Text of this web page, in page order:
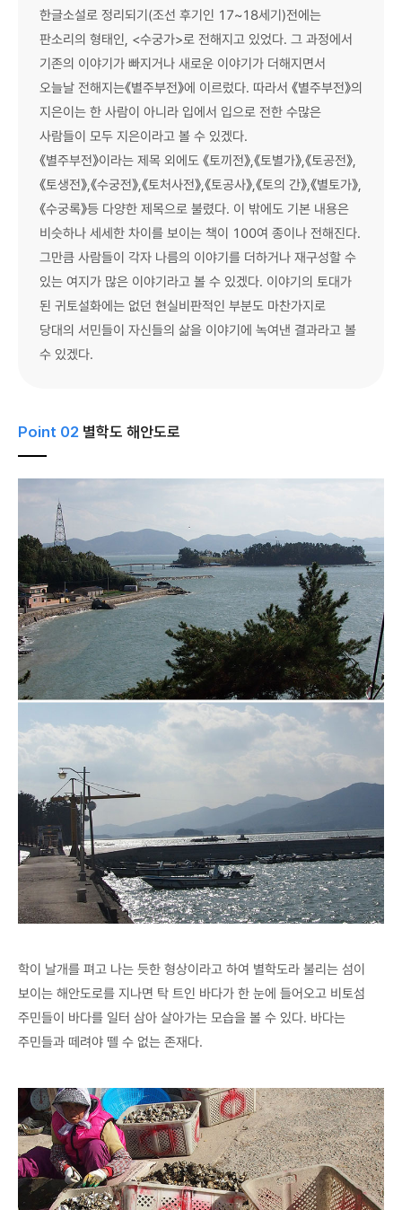
한글소설로 정리되기(조선 후기인 17~18세기)전에는
판소리의 형태인, <수궁가>로 전해지고 있었다. 그 과정에서
기존의 이야기가 빠지거나 새로운 이야기가 더해지면서
오늘날 전해지는《별주부전》에 이르렀다. 따라서 《별주부전》의
지은이는 한 사람이 아니라 입에서 입으로 전한 수많은
사람들이 모두 지은이라고 볼 수 있겠다.
《별주부전》이라는 제목 외에도 《토끼전》,《토별가》,《토공전》,
《토생전》,《수궁전》,《토처사전》,《토공사》,《토의 간》,《별토가》,
《수궁록》등 다양한 제목으로 불렸다. 이 밖에도 기본 내용은
비슷하나 세세한 차이를 보이는 책이 100여 종이나 전해진다.
그만큼 사람들이 각자 나름의 이야기를 더하거나 재구성할 수
있는 여지가 많은 이야기라고 볼 수 있겠다. 이야기의 토대가
된 귀토설화에는 없던 현실비판적인 부분도 마찬가지로
당대의 서민들이 자신들의 삶을 이야기에 녹여낸 결과라고 볼
수 있겠다.
Point 02 별학도 해안도로
학이 날개를 펴고 나는 듯한 형상이라고 하여 별학도라 불리는 섬이
보이는 해안도로를 지나면 탁 트인 바다가 한 눈에 들어오고 비토섬
주민들이 바다를 일터 삼아 살아가는 모습을 볼 수 있다. 바다는
주민들과 떼려야 뗄 수 없는 존재다.